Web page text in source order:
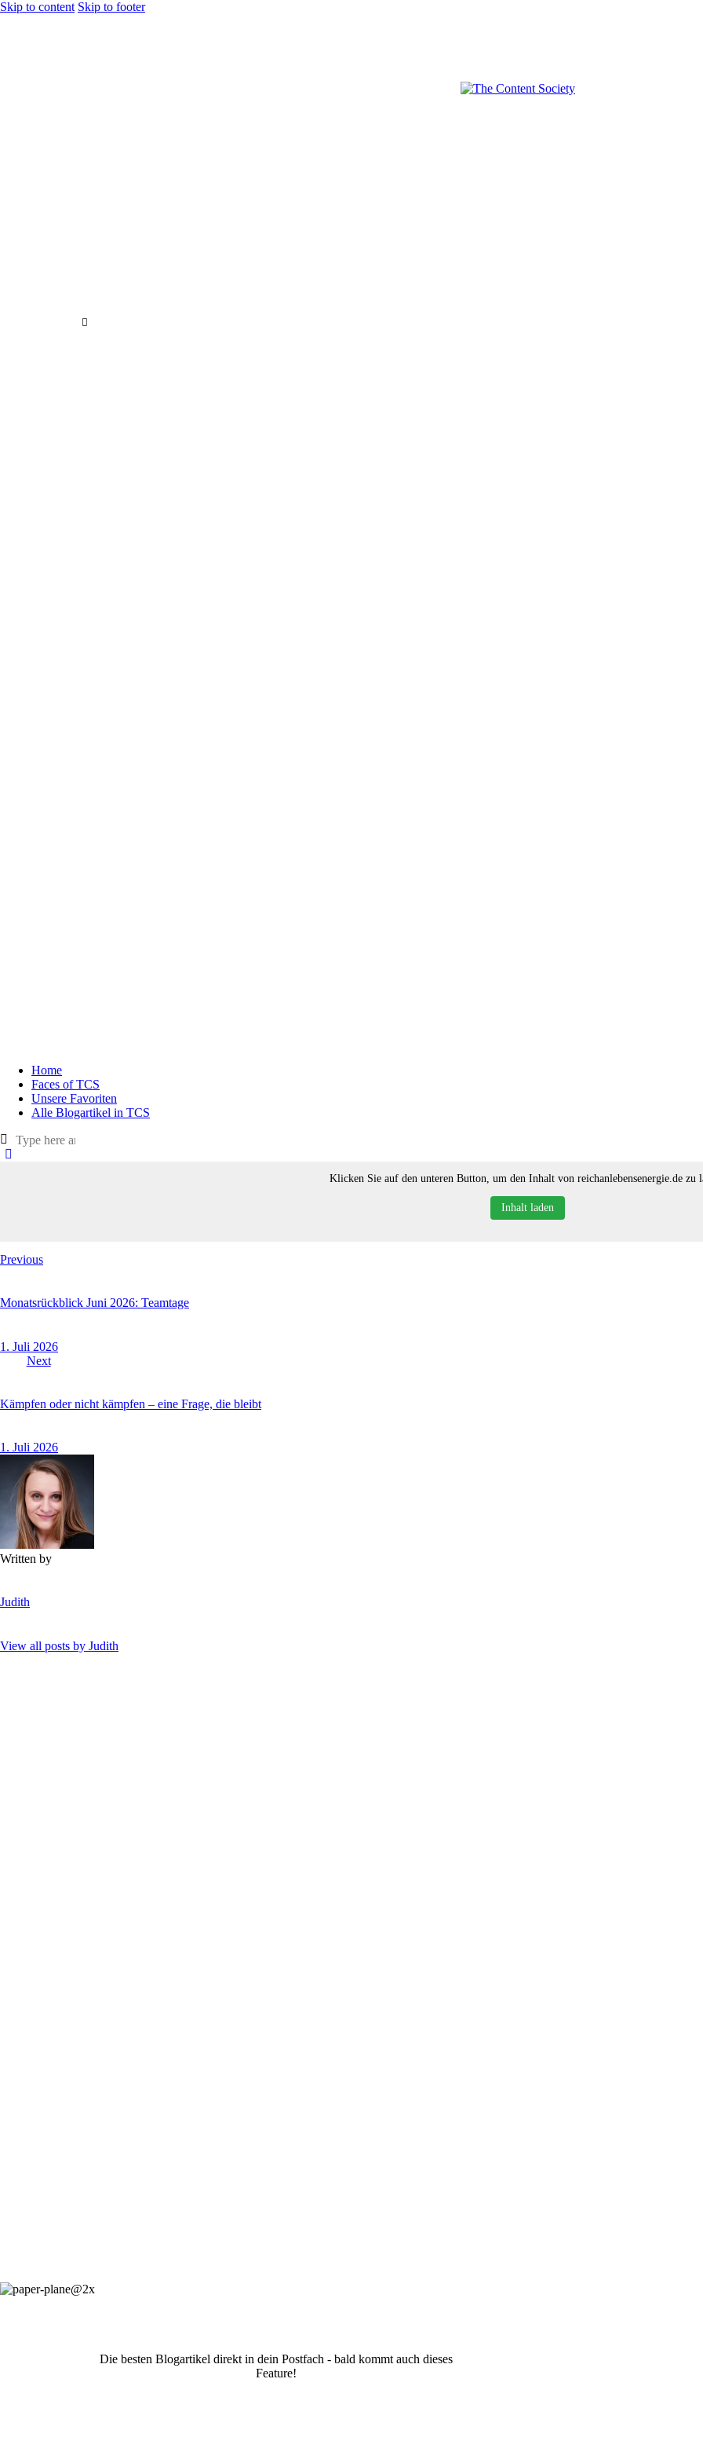
Skip to content Skip to footer
Home
Faces of TCS
Unsere Favoriten
Alle Blogartikel in TCS
Klicken Sie auf den unteren Button, um den Inhalt von reichanlebensenergie.de zu
Inhalt laden
Beitragsnavigation
Previous
Monatsrückblick Juni 2026: Teamtage
1. Juli 2026
Next
Kämpfen oder nicht kämpfen – eine Frage, die bleibt
1. Juli 2026
Written by
Judith
View all posts by Judith
Die besten Blogartikel direkt in dein Postfach - bald kommt auch dieses
Feature!